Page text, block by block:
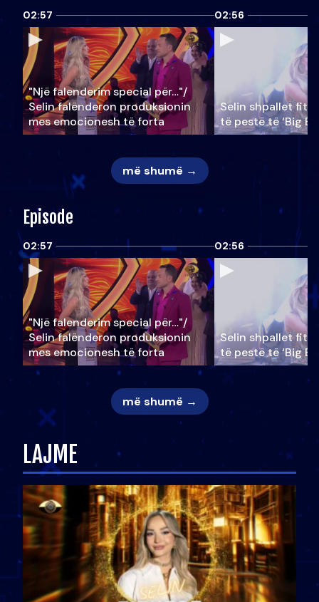
02:57
"Një falenderim special për…"/
Selin falënderon produksionin
mes emocionesh të forta
02:56
Selin shpallet
të pestë të ‘Big
më shumë →
Episode
02:57
"Një falenderim special për…"/
Selin falënderon produksionin
mes emocionesh të forta
02:56
Selin shpallet
të pestë të ‘Big
më shumë →
LAJME